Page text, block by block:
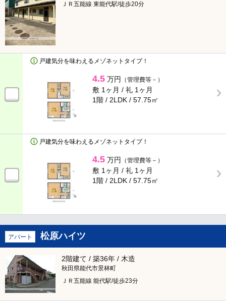
ＪＲ五能線 東能代駅/徒歩20分
戸建気分を味わえるメゾネットタイプ！
4.5 万円 （管理費等－）
敷 1ヶ月 / 礼 1ヶ月
1階 / 2LDK / 57.75㎡
戸建気分を味わえるメゾネットタイプ！
4.5 万円 （管理費等－）
敷 1ヶ月 / 礼 1ヶ月
1階 / 2LDK / 57.75㎡
アパート 松原ハイツ
2階建て / 築36年 / 木造
秋田県能代市景林町
ＪＲ五能線 能代駅/徒歩23分